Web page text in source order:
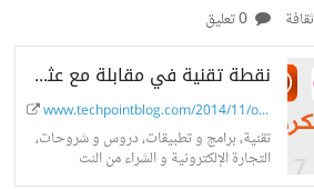
ثقافة
نقطة تقنية في مقابلة مع عثمان العميري مكتشف تقنية تكرار التطبيقات على iOS
www.techpointblog.com/2014/11/othman-a...
تقنية، برامج و تطبيقات، دروس و شروحات،
التجارة الإلكترونية و الشراء من النت